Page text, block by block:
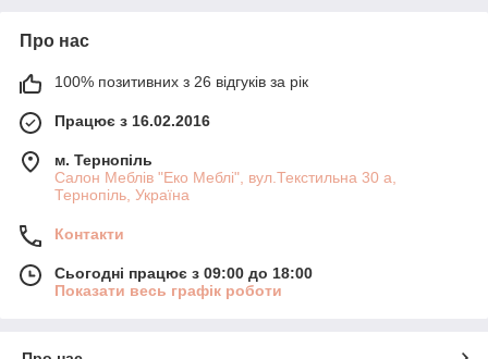
Про нас
100% позитивних з 26 відгуків за рік
Працює з 16.02.2016
м. Тернопіль
Салон Меблів "Еко Меблі", вул.Текстильна 30 а,
Тернопіль, Україна
Контакти
Сьогодні працює з 09:00 до 18:00
Показати весь графік роботи